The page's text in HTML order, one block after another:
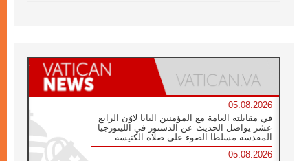
05.08.2026
في مقابلته العامة مع المؤمنين البابا لاوُن الرابع
عشر يواصل الحديث عن الدستور في الليتورجيا
المقدسة مسلطا الضوء على صلاة الكنيسة
05.08.2026